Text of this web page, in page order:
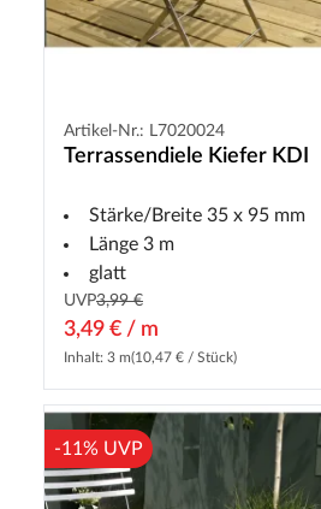
Artikel-Nr.: L7020024
Terrassendiele Kiefer KDI
Stärke/Breite 35 x 95 mm
Länge 3 m
glatt
UVP3,99 €
3,49 € / m
Inhalt: 3 m(10,47 € / Stück)
-11% UVP